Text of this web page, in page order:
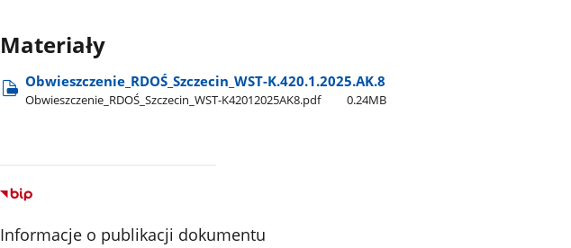
Materiały
Obwieszczenie​_RDOŚ​_Szczecin​_WST-K.420.1.2025.AK.8
Obwieszczenie​_RDOŚ​_Szczecin​_WST-K42012025AK8.pdf 0.24MB
Informacje o publikacji dokumentu